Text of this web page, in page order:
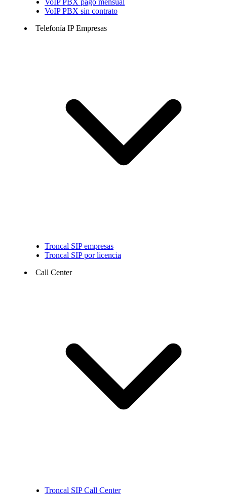
VoIP PBX pago mensual
VoIP PBX sin contrato
Telefonía IP Empresas
Troncal SIP empresas
Troncal SIP por licencia
Call Center
Troncal SIP Call Center